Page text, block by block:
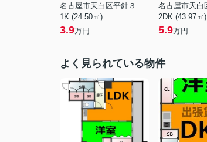
名古屋市天白区平針３丁目
1K (24.50㎡)
3.9万円
2DK (43.97㎡)
5.9万円
よく見られている物件